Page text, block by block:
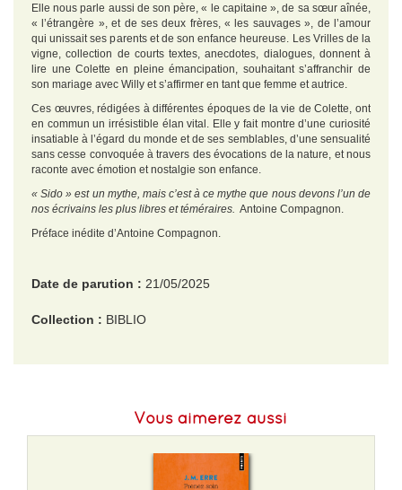
Elle nous parle aussi de son père, « le capitaine », de sa sœur aînée,
« l’étrangère », et de ses deux frères, « les sauvages », de l’amour
qui unissait ses parents et de son enfance heureuse. Les Vrilles de la
vigne, collection de courts textes, anecdotes, dialogues, donnent à
lire une Colette en pleine émancipation, souhaitant s’affranchir de
son mariage avec Willy et s’affirmer en tant que femme et autrice.
Ces œuvres, rédigées à différentes époques de la vie de Colette, ont
en commun un irrésistible élan vital. Elle y fait montre d’une curiosité
insatiable à l’égard du monde et de ses semblables, d’une sensualité
sans cesse convoquée à travers des évocations de la nature, et nous
raconte avec émotion et nostalgie son enfance.
« Sido » est un mythe, mais c’est à ce mythe que nous devons l’un de
nos écrivains les plus libres et téméraires. Antoine Compagnon.
Préface inédite d’Antoine Compagnon.
Date de parution : 21/05/2025
Collection : BIBLIO
Vous aimerez aussi